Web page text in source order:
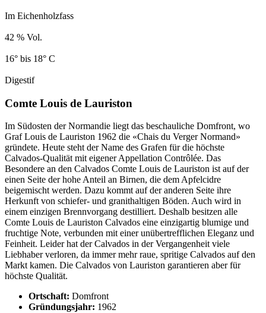
Im Eichenholzfass
42 % Vol.
16° bis 18° C
Digestif
Comte Louis de Lauriston
Im Südosten der Normandie liegt das beschauliche Domfront, wo
Graf Louis de Lauriston 1962 die «Chais du Verger Normand»
gründete. Heute steht der Name des Grafen für die höchste
Calvados-Qualität mit eigener Appellation Contrôlée. Das
Besondere an den Calvados Comte Louis de Lauriston ist auf der
einen Seite der hohe Anteil an Birnen, die dem Apfelcidre
beigemischt werden. Dazu kommt auf der anderen Seite ihre
Herkunft von schiefer- und granithaltigen Böden. Auch wird in
einem einzigen Brennvorgang destilliert. Deshalb besitzen alle
Comte Louis de Lauriston Calvados eine einzigartig blumige und
fruchtige Note, verbunden mit einer unübertrefflichen Eleganz und
Feinheit. Leider hat der Calvados in der Vergangenheit viele
Liebhaber verloren, da immer mehr raue, spritige Calvados auf den
Markt kamen. Die Calvados von Lauriston garantieren aber für
höchste Qualität.
Ortschaft: Domfront
Gründungsjahr: 1962